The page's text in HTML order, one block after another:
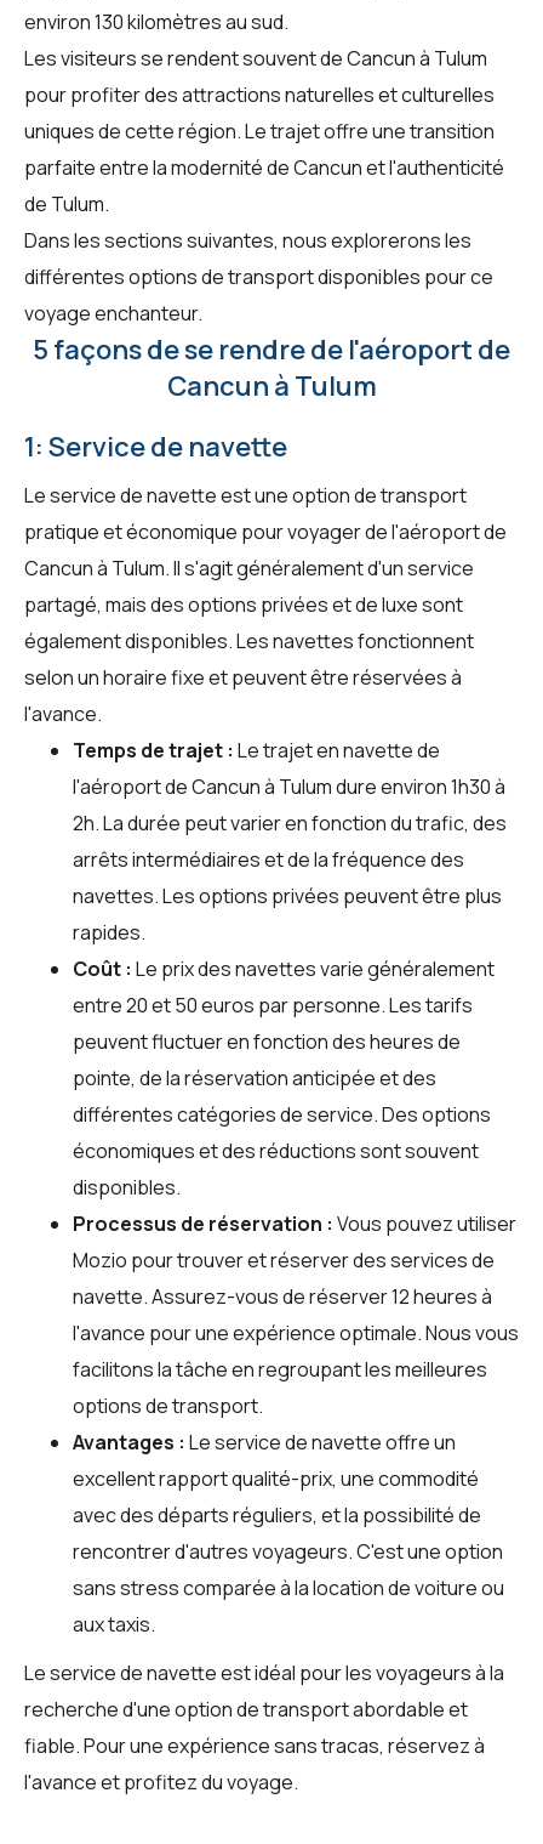
environ 130 kilomètres au sud.
Les visiteurs se rendent souvent de Cancun à Tulum
pour profiter des attractions naturelles et culturelles
uniques de cette région. Le trajet offre une transition
parfaite entre la modernité de Cancun et l'authenticité
de Tulum.
Dans les sections suivantes, nous explorerons les
différentes options de transport disponibles pour ce
voyage enchanteur.
5 façons de se rendre de l'aéroport de
Cancun à Tulum
1: Service de navette
Le service de navette est une option de transport
pratique et économique pour voyager de l'aéroport de
Cancun à Tulum. Il s'agit généralement d'un service
partagé, mais des options privées et de luxe sont
également disponibles. Les navettes fonctionnent
selon un horaire fixe et peuvent être réservées à
l'avance.
Temps de trajet : Le trajet en navette de
l'aéroport de Cancun à Tulum dure environ 1h30 à
2h. La durée peut varier en fonction du trafic, des
arrêts intermédiaires et de la fréquence des
navettes. Les options privées peuvent être plus
rapides.
Coût : Le prix des navettes varie généralement
entre 20 et 50 euros par personne. Les tarifs
peuvent fluctuer en fonction des heures de
pointe, de la réservation anticipée et des
différentes catégories de service. Des options
économiques et des réductions sont souvent
disponibles.
Processus de réservation : Vous pouvez utiliser
Mozio pour trouver et réserver des services de
navette. Assurez-vous de réserver 12 heures à
l'avance pour une expérience optimale. Nous vous
facilitons la tâche en regroupant les meilleures
options de transport.
Avantages : Le service de navette offre un
excellent rapport qualité-prix, une commodité
avec des départs réguliers, et la possibilité de
rencontrer d'autres voyageurs. C'est une option
sans stress comparée à la location de voiture ou
aux taxis.
Le service de navette est idéal pour les voyageurs à la
recherche d'une option de transport abordable et
fiable. Pour une expérience sans tracas, réservez à
l'avance et profitez du voyage.